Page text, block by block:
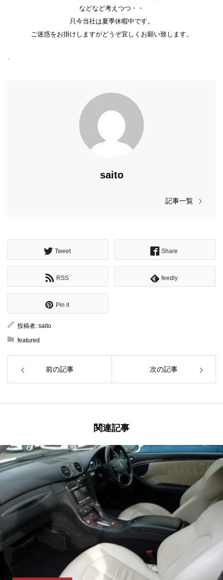
などなど考えつつ・・
只今当社は夏季休暇中です。
ご迷惑をお掛けしますがどうぞ宜しくお願い致します。
.
saito
記事一覧
Tweet Share
RSS feedly
Pin it
投稿者: saito
featured
前の記事 次の記事
関連記事